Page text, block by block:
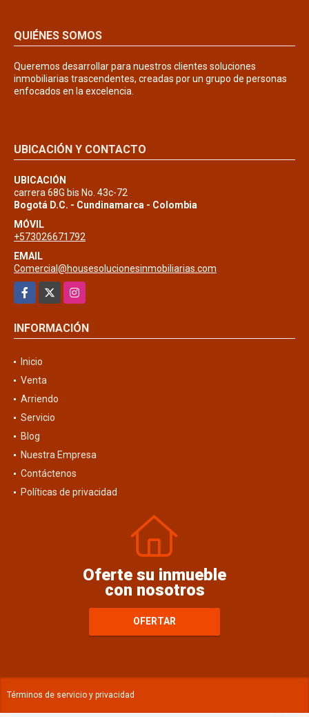
QUIÉNES SOMOS
Queremos desarrollar para nuestros clientes soluciones
inmobiliarias trascendentes, creadas por un grupo de personas
enfocados en la excelencia.
UBICACIÓN Y CONTACTO
UBICACIÓN
carrera 68G bis No. 43c-72
Bogotá D.C. - Cundinamarca - Colombia
MÓVIL
+573026671792
EMAIL
Comercial@housesolucionesinmobiliarias.com
Facebook
Instagram
INFORMACIÓN
Inicio
Venta
Arriendo
Servicio
Blog
Nuestra Empresa
Contáctenos
Políticas de privacidad
Oferte su inmueble
con nosotros
OFERTAR
Términos de servicio y privacidad